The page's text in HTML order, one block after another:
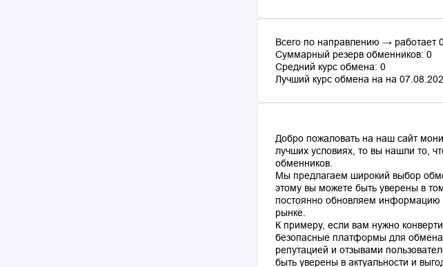
Всего по направлению → работает
Суммарный резерв обменников: 0
Средний курс обмена: 0
Лучший курс обмена на на
Добро пожаловать на наш сайт
лучших условиях, то вы нашли то,
обменников.
Мы предлагаем широкий выбор
этому вы можете быть уверены в
постоянно обновляем информацию
рынке.
К примеру, если вам нужно
безопасные платформы для
репутацией и отзывами
быть уверены в актуальности и